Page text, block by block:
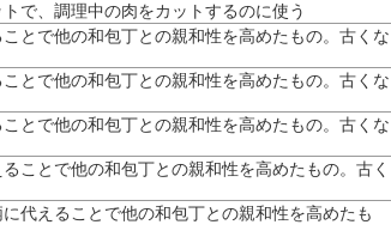
で、調理中の肉をカットするのに使う
とで他の和包丁との親和性を高めたもの。古くな
とで他の和包丁との親和性を高めたもの。古くな
とで他の和包丁との親和性を高めたもの。古くな
ことで他の和包丁との親和性を高めたもの。古く
代えることで他の和包丁との親和性を高めたも